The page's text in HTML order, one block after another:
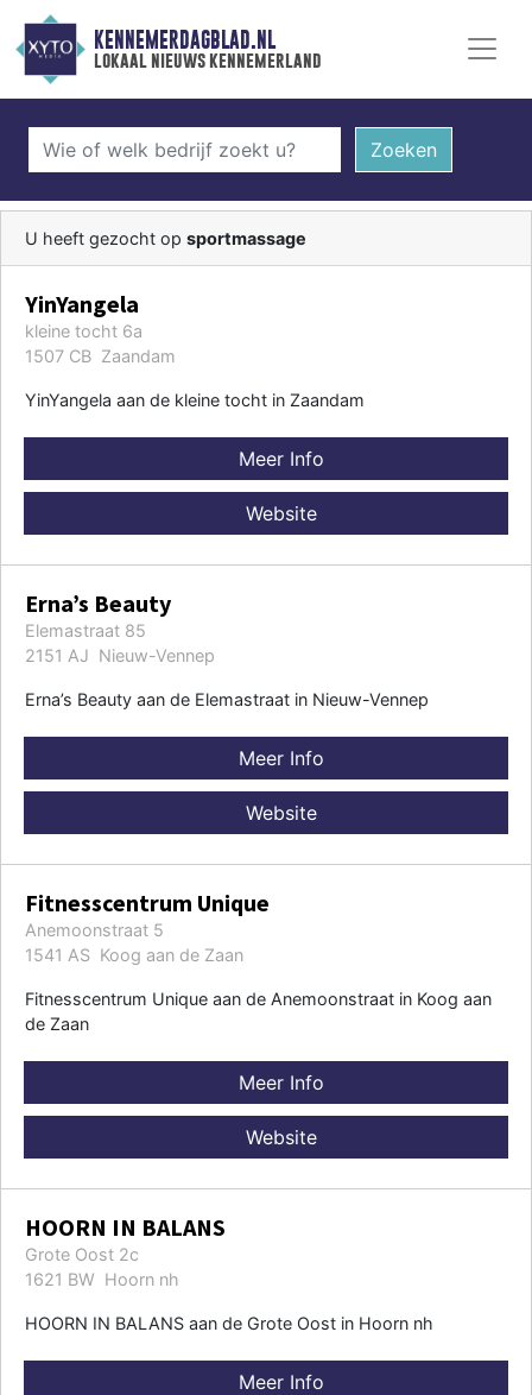
KENNEMERDAGBLAD.NL
lokaal nieuws kennemerland
Zoeken
U heeft gezocht op sportmassage
YinYangela
kleine tocht 6a
1507 CB Zaandam
YinYangela aan de kleine tocht in Zaandam
Meer Info
Website
Erna’s Beauty
Elemastraat 85
2151 AJ Nieuw-Vennep
Erna’s Beauty aan de Elemastraat in Nieuw-Vennep
Meer Info
Website
Fitnesscentrum Unique
Anemoonstraat 5
1541 AS Koog aan de Zaan
Fitnesscentrum Unique aan de Anemoonstraat in Koog aan
de Zaan
Meer Info
Website
HOORN IN BALANS
Grote Oost 2c
1621 BW Hoorn nh
HOORN IN BALANS aan de Grote Oost in Hoorn nh
Meer Info